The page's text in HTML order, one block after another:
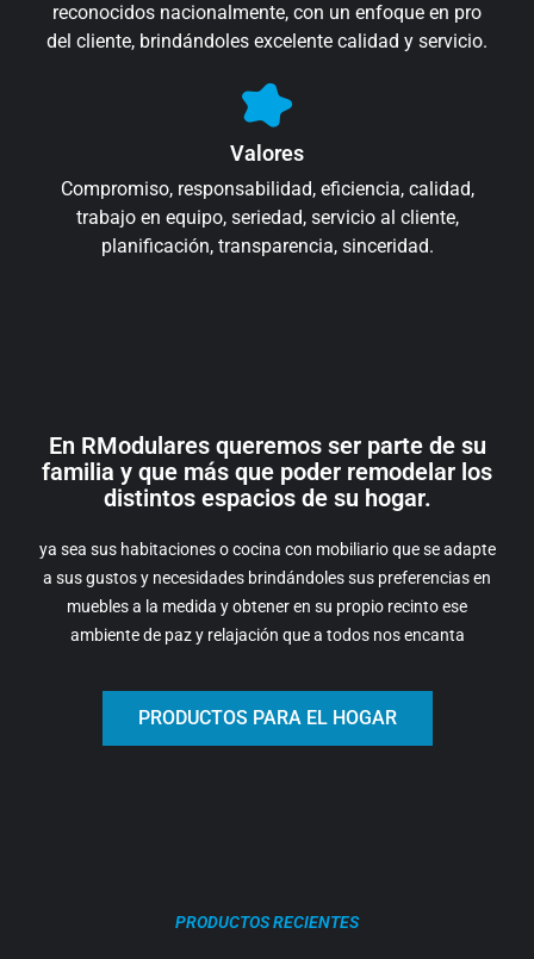
reconocidos nacionalmente, con un enfoque en pro
del cliente, brindándoles excelente calidad y servicio.
Valores
Compromiso, responsabilidad, eficiencia, calidad,
trabajo en equipo, seriedad, servicio al cliente,
planificación, transparencia, sinceridad.
En RModulares queremos ser parte de su
familia y que más que poder remodelar los
distintos espacios de su hogar.
ya sea sus habitaciones o cocina con mobiliario que se adapte
a sus gustos y necesidades brindándoles sus preferencias en
muebles a la medida y obtener en su propio recinto ese
ambiente de paz y relajación que a todos nos encanta
PRODUCTOS PARA EL HOGAR
PRODUCTOS RECIENTES